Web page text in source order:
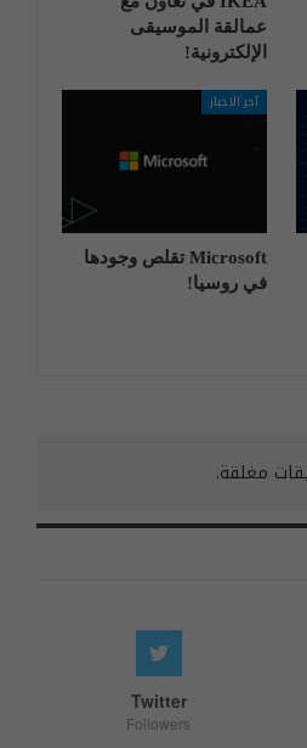
عمالقة الموسيقى
الإلكترونية!
آخر الاخبار
Microsoft تقلص وجودها
في روسيا!
مغلقة.
Twitter
Followers